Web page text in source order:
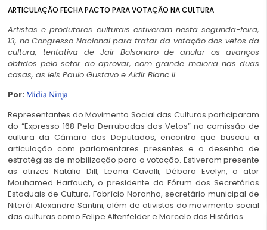
ARTICULAÇÃO FECHA PACTO PARA VOTAÇÃO NA CULTURA
Artistas e produtores culturais estiveram nesta segunda-feira,
13, no Congresso Nacional para tratar da votação dos vetos da
cultura, tentativa de Jair Bolsonaro de anular os avanços
obtidos pelo setor ao aprovar, com grande maioria nas duas
casas, as leis Paulo Gustavo e Aldir Blanc II…
Por: Mídia Ninja
Representantes do Movimento Social das Culturas participaram
do “Expresso 168 Pela Derrubadas dos Vetos” na comissão de
cultura da Câmara dos Deputados, encontro que buscou a
articulação com parlamentares presentes e o desenho de
estratégias de mobilização para a votação. Estiveram presente
as atrizes Natália Dill, Leona Cavalli, Débora Evelyn, o ator
Mouhamed Harfouch, o presidente do Fórum dos Secretários
Estaduais de Cultura, Fabrício Noronha, secretário municipal de
Niterói Alexandre Santini, além de ativistas do movimento social
das culturas como Felipe Altenfelder e Marcelo das Histórias.